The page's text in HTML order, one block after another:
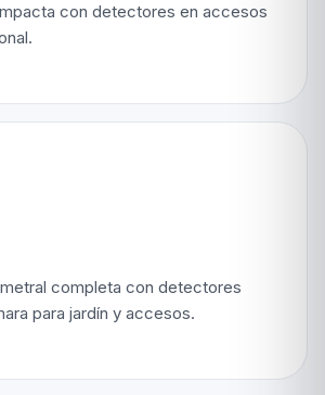
con detectores en accesos
completa con detectores
para jardín y accesos.